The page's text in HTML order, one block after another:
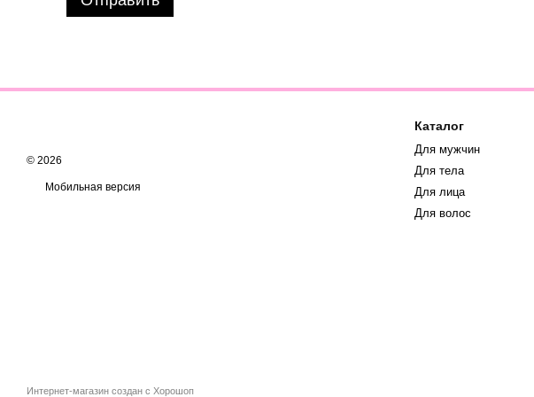
© 2026
Мобильная версия
Интернет-магазин создан с Хорошоп
Каталог
Для мужчин
Для тела
Для лица
Для волос